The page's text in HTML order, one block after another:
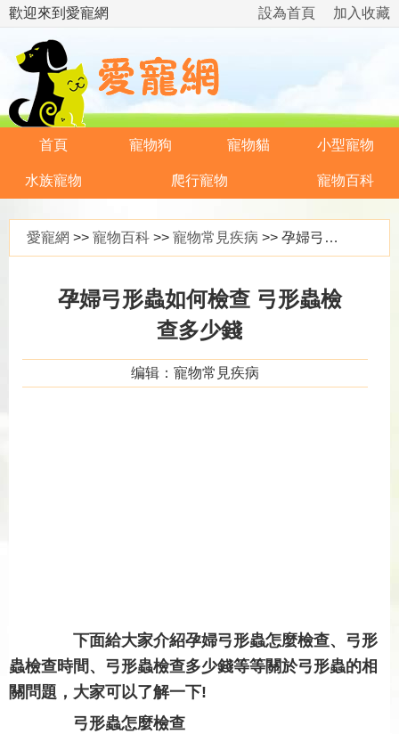
歡迎來到愛寵網 加入收藏
設為首頁
首頁 寵物狗 寵物貓 小型寵物
水族寵物 爬行寵物 寵物百科
愛寵網 >> 寵物百科 >> 寵物常見疾病 >> 孕婦弓形蟲如何檢查 弓形蟲檢查多少錢
孕婦弓形蟲如何檢查 弓形蟲檢
查多少錢
编辑：寵物常見疾病
下面給大家介紹孕婦弓形蟲怎麼檢查、弓形
蟲檢查時間、弓形蟲檢查多少錢等等關於弓形蟲的相
關問題，大家可以了解一下!
弓形蟲怎麼檢查